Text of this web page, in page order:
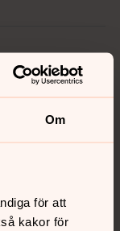
Om
för att
kakor för